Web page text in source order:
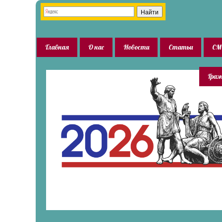
Главная О нас Новости Статьи